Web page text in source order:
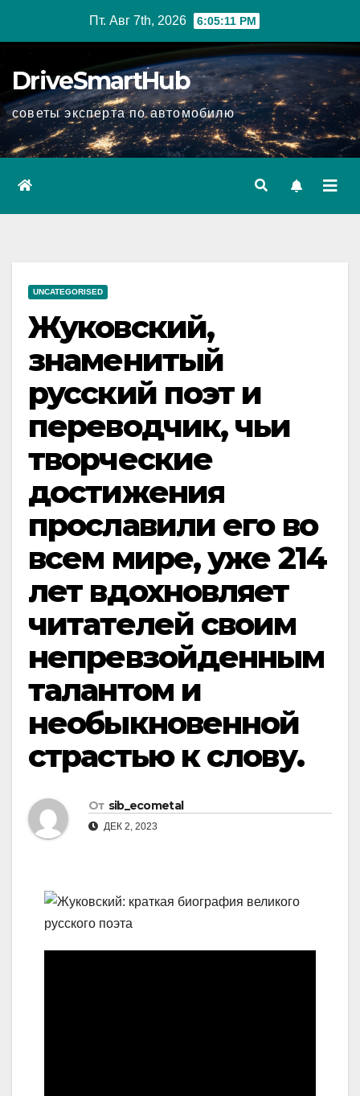
Пт. Авг 7th, 2026 6:05:12 PM
DriveSmartHub
советы эксперта по автомобилю
UNCATEGORISED
Жуковский,
знаменитый
русский поэт и
переводчик, чьи
творческие
достижения
прославили его во
всем мире, уже 214
лет вдохновляет
читателей своим
непревзойденным
талантом и
необыкновенной
страстью к слову.
От sib_ecometal
ДЕК 2, 2023